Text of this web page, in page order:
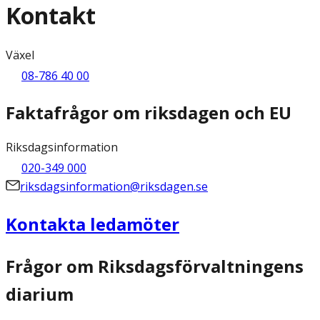
Kontakt
Växel
08-786 40 00
Faktafrågor om riksdagen och EU
Riksdagsinformation
020-349 000
riksdagsinformation@riksdagen.se
Kontakta ledamöter
Frågor om Riksdagsförvaltningens
diarium